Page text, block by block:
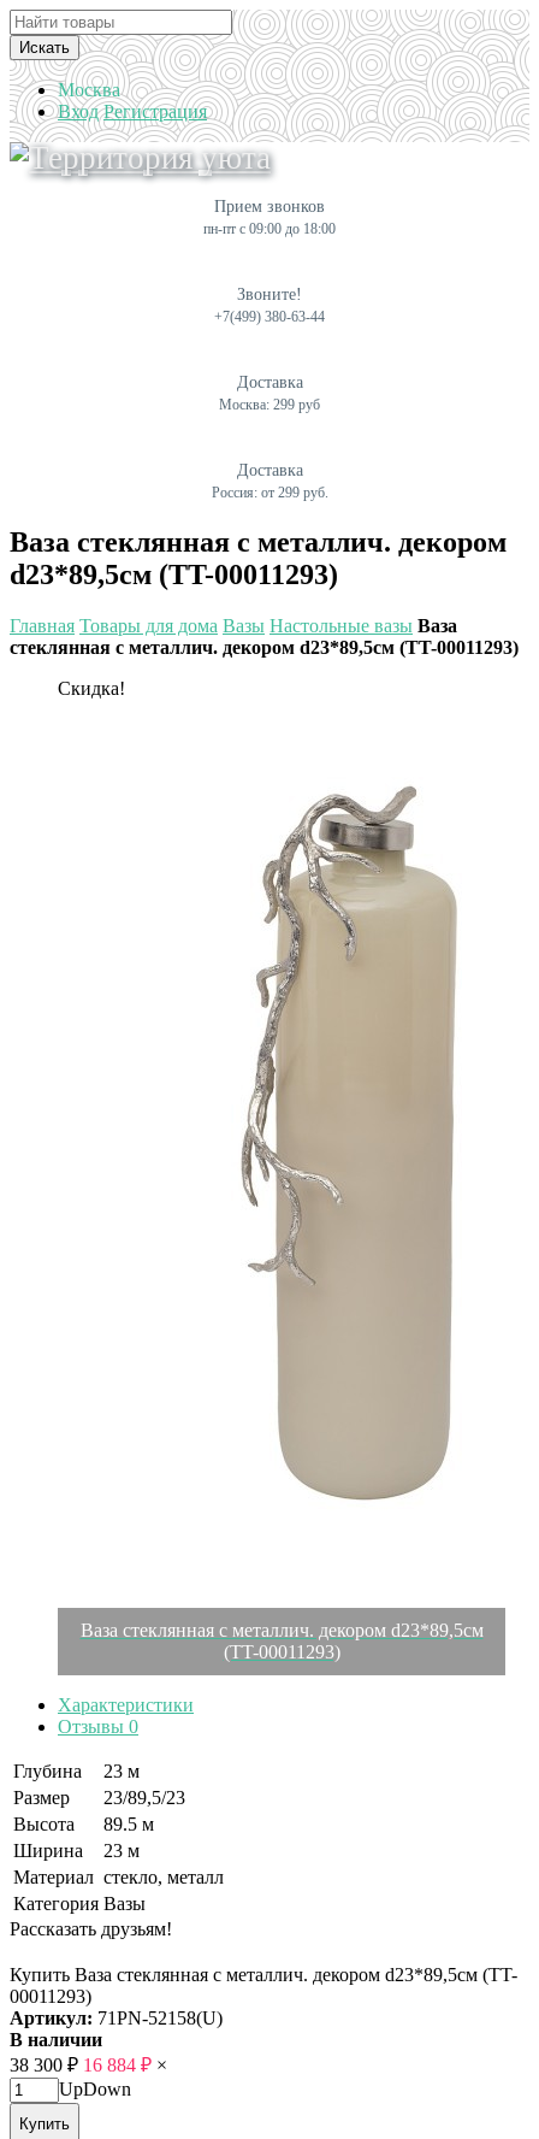
Искать
Москва
Вход Регистрация
Прием звонков
пн-пт с 09:00 до 18:00
Звоните!
+7(499) 380-63-44
Доставка
Москва: 299 руб
Доставка
Россия: от 299 руб.
Ваза стеклянная с металлич. декором
d23*89,5см (TT-00011293)
Главная Товары для дома Вазы Настольные вазы Ваза
стеклянная с металлич. декором d23*89,5см (TT-00011293)
Скидка!
Ваза стеклянная с металлич. декором d23*89,5см
(TT-00011293)
Характеристики
Отзывы 0
Глубина
23 м
Размер
23/89,5/23
Высота
89.5 м
Ширина
23 м
Материал стекло, металл
Категория Вазы
Рассказать друзьям!
Купить Ваза стеклянная с металлич. декором d23*89,5см (TT-
00011293)
Артикул: 71PN-52158(U)
В наличии
38 300 ₽ 16 884 ₽ ×
UpDown
Купить